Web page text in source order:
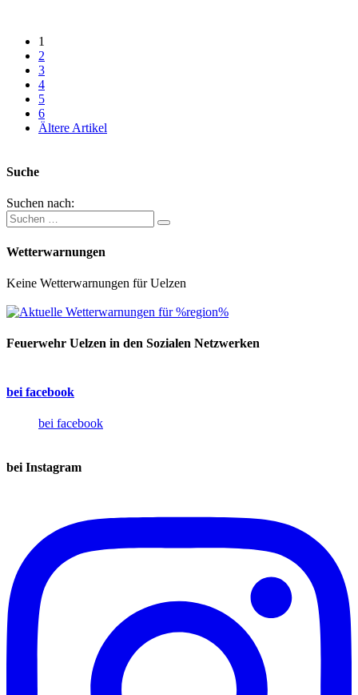
1
2
3
4
5
6
Ältere Artikel
Suche
Suchen nach:
Wetterwarnungen
Keine Wetterwarnungen für Uelzen
Feuerwehr Uelzen in den Sozialen Netzwerken
bei facebook
bei facebook
bei Instagram